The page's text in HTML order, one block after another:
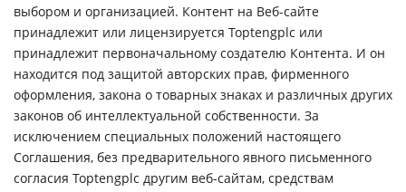
выбором и организацией. Контент на Веб-сайте
принадлежит или лицензируется Toptengplc или
принадлежит первоначальному создателю Контента. И он
находится под защитой авторских прав, фирменного
оформления, закона о товарных знаках и различных других
законов об интеллектуальной собственности. За
исключением специальных положений настоящего
Соглашения, без предварительного явного письменного
согласия Toptengplc другим веб-сайтам, средствам